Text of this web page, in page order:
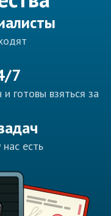
7
готовы взяться за
есть